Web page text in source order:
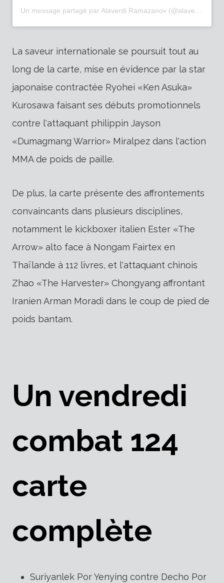
Un message partagé par Alaverdi Ramazanov (@alaverdi_ramazanov)
La saveur internationale se poursuit tout au
long de la carte, mise en évidence par la star
japonaise contractée Ryohei «Ken Asuka»
Kurosawa faisant ses débuts promotionnels
contre l'attaquant philippin Jayson
«Dumagmang Warrior» Miralpez dans l'action
MMA de poids de paille.
De plus, la carte présente des affrontements
convaincants dans plusieurs disciplines,
notamment le kickboxer italien Ester «The
Arrow» alto face à Nongam Fairtex en
Thaïlande à 112 livres, et l'attaquant chinois
Zhao «The Harvester» Chongyang affrontant
Iranien Arman Moradi dans le coup de pied de
poids bantam.
Un vendredi
combat 124
carte
complète
Suriyanlek Por Yenying contre Decho Por